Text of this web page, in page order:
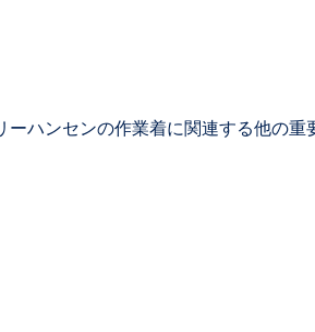
ハンセンの作業着に関連する他の重